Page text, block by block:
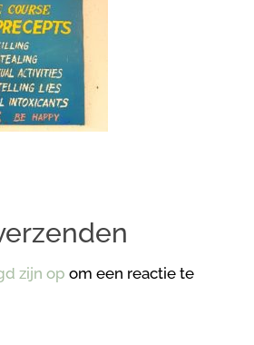
zijn op om een reactie te